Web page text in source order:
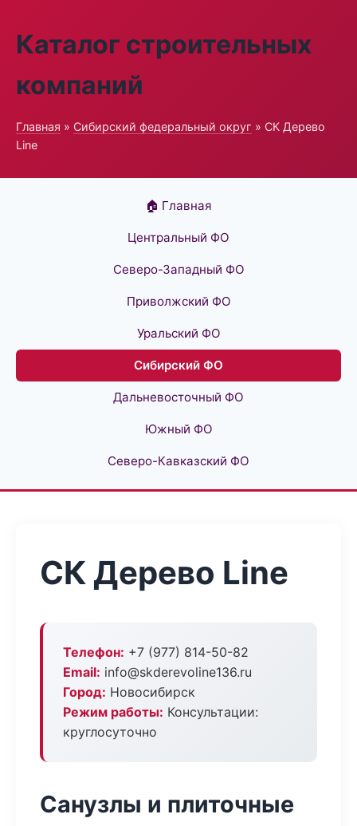
Каталог строительных
компаний
Главная » Сибирский федеральный округ » СК Дерево
Line
🏠 Главная
Центральный ФО
Северо-Западный ФО
Приволжский ФО
Уральский ФО
Сибирский ФО
Дальневосточный ФО
Южный ФО
Северо-Кавказский ФО
СК Дерево Line
Телефон: +7 (977) 814-50-82
Email: info@skderevoline136.ru
Город: Новосибирск
Режим работы: Консультации:
круглосуточно
Санузлы и плиточные